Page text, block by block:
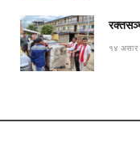
१४ असार